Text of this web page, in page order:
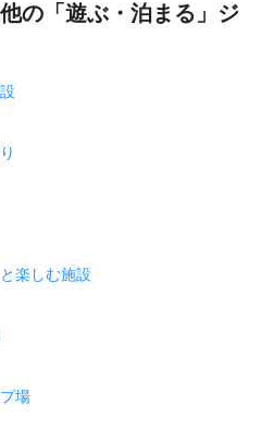
の「遊ぶ・泊まる」ジ
楽しむ施設
場